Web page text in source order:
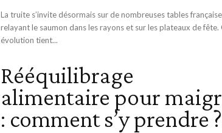
La truite s’invite désormais sur de nombreuses tables
relayant le saumon dans les rayons et sur les plateaux de fête.
évolution tient...
Rééquilibrage
alimentaire pour
: comment s’y prendre ?